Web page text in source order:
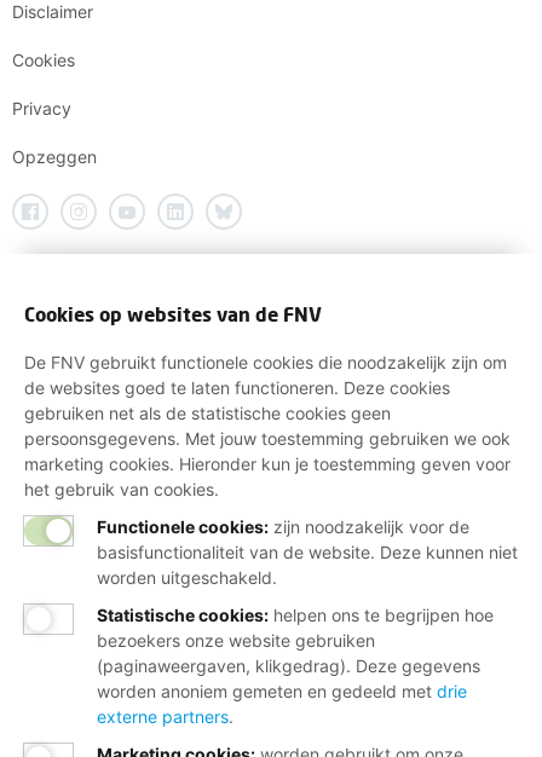
Disclaimer
Cookies
Privacy
Opzeggen
Cookies op websites van de FNV
De FNV gebruikt functionele cookies die noodzakelijk zijn om
de websites goed te laten functioneren. Deze cookies
gebruiken net als de statistische cookies geen
persoonsgegevens. Met jouw toestemming gebruiken we ook
marketing cookies. Hieronder kun je toestemming geven voor
het gebruik van cookies.
Functionele cookies: zijn noodzakelijk voor de
basisfunctionaliteit van de website. Deze kunnen niet
worden uitgeschakeld.
Statistische cookies: helpen ons te begrijpen hoe
bezoekers onze website gebruiken
(paginaweergaven, klikgedrag). Deze gegevens
worden anoniem gemeten en gedeeld met drie
externe partners.